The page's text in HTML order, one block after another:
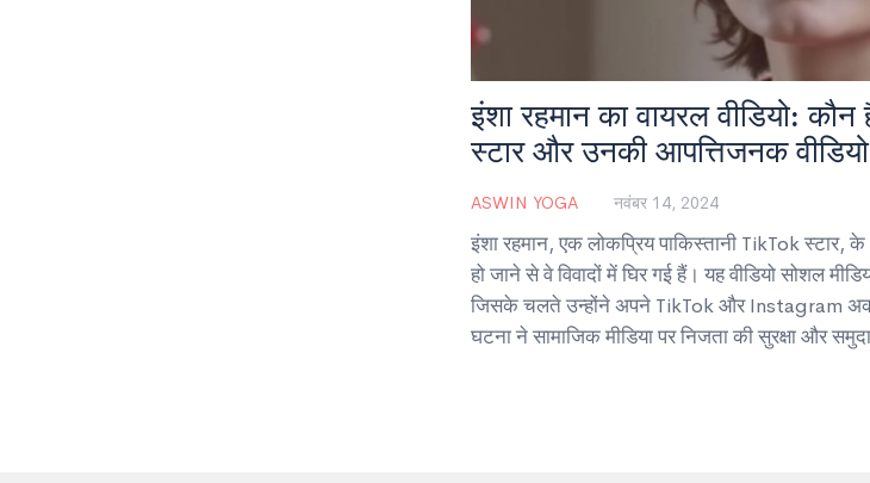
इंशा रहमान का वायरल वीडियो:
स्टार और उनकी आपत्तिजनक वीडियो
ASWIN YOGA नवंबर 14, 2024
इंशा रहमान, एक लोकप्रिय पाकिस्तानी TikTok स्टार,
हो जाने से वे विवादों में घिर गई हैं। यह वीडियो सोशल
जिसके चलते उन्होंने अपने TikTok और Instagram
घटना ने सामाजिक मीडिया पर निजता की सुरक्षा और